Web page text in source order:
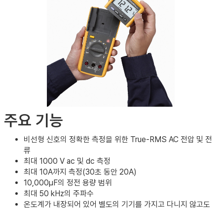
주요 기능
비선형 신호의 정확한 측정을 위한 True-RMS AC 전압 및 전
류
최대 1000 V ac 및 dc 측정
최대 10A까지 측정(30초 동안 20A)
10,000μF의 정전 용량 범위
최대 50 kHz의 주파수
온도계가 내장되어 있어 별도의 기기를 가지고 다니지 않고도